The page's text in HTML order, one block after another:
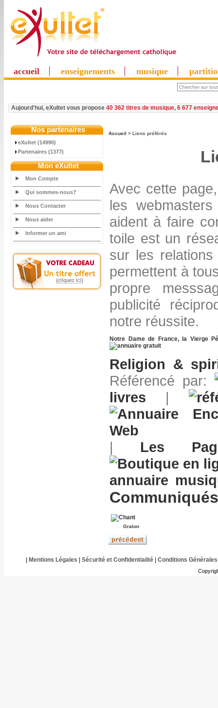
accueil enseignements musique
Aujourd'hui, eXultet vous propose 40 362 titres de musique, 6 677
Nos partenaires
eXultet (14990)
Partenaires (1377)
Mon eXultet
Mon Compte
Qui sommes-nous?
Nous Contacter
Nous aider
Informer un ami
Accueil > Liens préférés
Avec cette
les
aident à faire
toile est un
sur les
permettent à
propre
publicité
notre réussite.
Notre Dame de France, la Vierge
Religion &
Référencé par:
livres |
| Les
annuaire
Gralon
Mentions Légales Sécurité et Confidentialité| Conditions Générales